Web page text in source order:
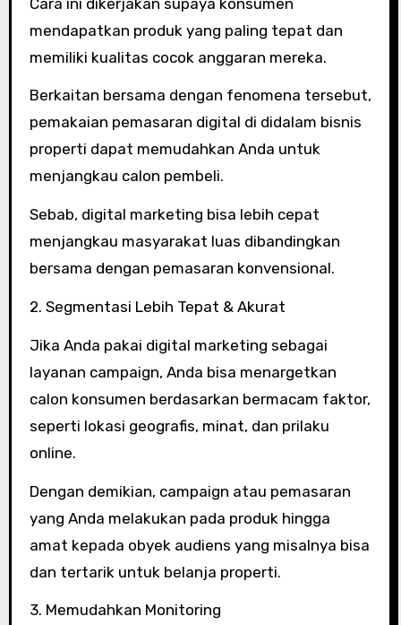
mendapatkan produk yang paling tepat dan
memiliki kualitas cocok anggaran mereka.
Berkaitan bersama dengan fenomena tersebut,
pemakaian pemasaran digital di didalam bisnis
properti dapat memudahkan Anda untuk
menjangkau calon pembeli.
Sebab, digital marketing bisa lebih cepat
menjangkau masyarakat luas dibandingkan
bersama dengan pemasaran konvensional.
2. Segmentasi Lebih Tepat & Akurat
Jika Anda pakai digital marketing sebagai
layanan campaign, Anda bisa menargetkan
calon konsumen berdasarkan bermacam faktor,
seperti lokasi geografis, minat, dan prilaku
online.
Dengan demikian, campaign atau pemasaran
yang Anda melakukan pada produk hingga
amat kepada obyek audiens yang misalnya bisa
dan tertarik untuk belanja properti.
3. Memudahkan Monitoring